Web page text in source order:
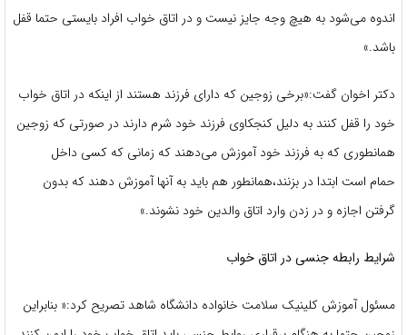
اندوه می‌شود به هیچ وجه جایز نیست و در اتاق خواب افراد بایستی حتما قفل
باشد.»
دکتر اخوان گفت:«برخی زوجین که دارای فرزند هستند از اینکه در اتاق خواب
خود را قفل کنند به دلیل کنجکاوی فرزند خود شرم دارند در صورتی که زوجین
همانطوری که به فرزند خود آموزش می‌دهند که زمانی که کسی داخل
حمام است ابتدا در بزنند،همانطور هم باید به آنها آموزش دهند که بدون
گرفتن اجازه و در زدن وارد اتاق والدین خود نشوند.»
شرایط رابطه جنسی در اتاق خواب
مسئول آموزش کلینیک سلامت خانواده دانشگاه شاهد تصریح کرد:« بنابراین